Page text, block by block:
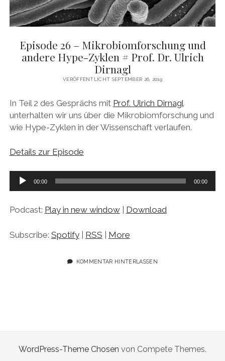
Episode 26 – Mikrobiomforschung und
andere Hype-Zyklen # Prof. Dr. Ulrich
Dirnagl
VERÖFFENTLICHT SEPTEMBER 26, 2019
In Teil 2 des Gesprächs mit Prof. Ulrich Dirnagl
unterhalten wir uns über die Mikrobiomforschung und
wie Hype-Zyklen in der Wissenschaft verlaufen.
Details zur Episode
Audio-
00:00 00:00
Podcast: Play in new window| Download
Subscribe: Spotify| RSS | More
KOMMENTAR HINTERLASSEN
WordPress-Theme Chosen von Compete Themes.